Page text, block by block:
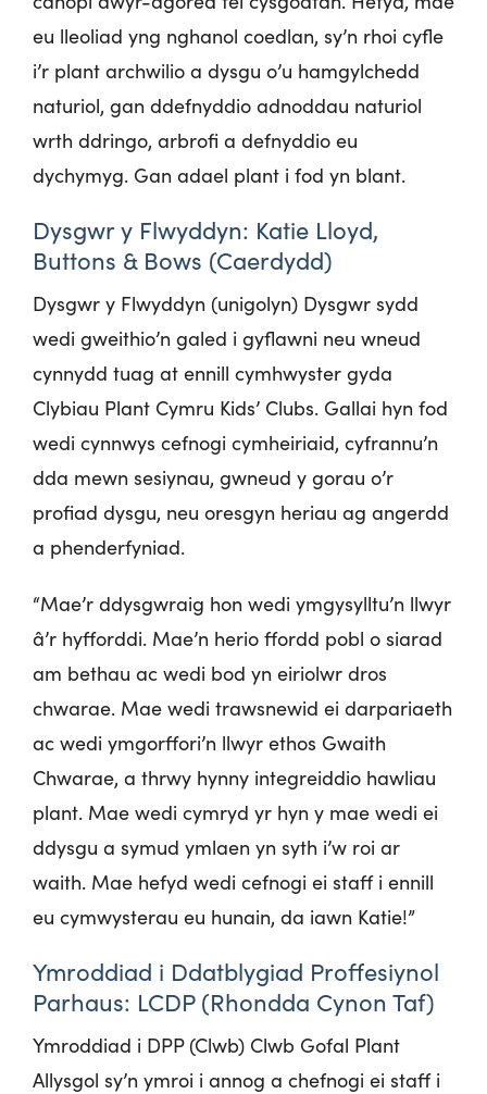
eu lleoliad yng nghanol coedlan, sy’n rhoi cyfle
i’r plant archwilio a dysgu o’u hamgylchedd
naturiol, gan ddefnyddio adnoddau naturiol
wrth ddringo, arbrofi a defnyddio eu
dychymyg. Gan adael plant i fod yn blant.
Dysgwr y Flwyddyn: Katie Lloyd,
Buttons & Bows (Caerdydd)
Dysgwr y Flwyddyn (unigolyn) Dysgwr sydd
wedi gweithio’n galed i gyflawni neu wneud
cynnydd tuag at ennill cymhwyster gyda
Clybiau Plant Cymru Kids’ Clubs. Gallai hyn fod
wedi cynnwys cefnogi cymheiriaid, cyfrannu’n
dda mewn sesiynau, gwneud y gorau o’r
profiad dysgu, neu oresgyn heriau ag angerdd
a phenderfyniad.
“Mae’r ddysgwraig hon wedi ymgysylltu’n llwyr
â’r hyfforddi. Mae’n herio ffordd pobl o siarad
am bethau ac wedi bod yn eiriolwr dros
chwarae. Mae wedi trawsnewid ei darpariaeth
ac wedi ymgorffori’n llwyr ethos Gwaith
Chwarae, a thrwy hynny integreiddio hawliau
plant. Mae wedi cymryd yr hyn y mae wedi ei
ddysgu a symud ymlaen yn syth i’w roi ar
waith. Mae hefyd wedi cefnogi ei staff i ennill
eu cymwysterau eu hunain, da iawn Katie!”
Ymroddiad i Ddatblygiad Proffesiynol
Parhaus: LCDP (Rhondda Cynon Taf)
Ymroddiad i DPP (Clwb) Clwb Gofal Plant
Allysgol sy’n ymroi i annog a chefnogi ei staff i